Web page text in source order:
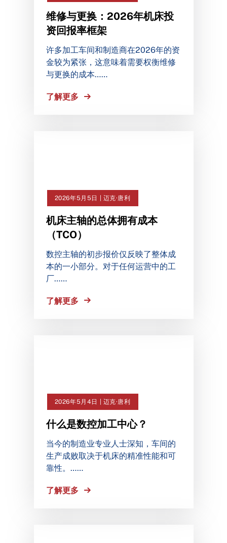
维修与更换：2026年机床投
资回报率框架
许多加工车间和制造商在2026年的资
金较为紧张，这意味着需要权衡维修
与更换的成本……
了解更多
2026年5月5日 | 迈克·唐利
机床主轴的总体拥有成本
（TCO）
数控主轴的初步报价仅反映了整体成
本的一小部分。对于任何运营中的工
厂……
了解更多
2026年5月4日 | 迈克·唐利
什么是数控加工中心？
当今的制造业专业人士深知，车间的
生产成败取决于机床的精准性能和可
靠性。……
了解更多